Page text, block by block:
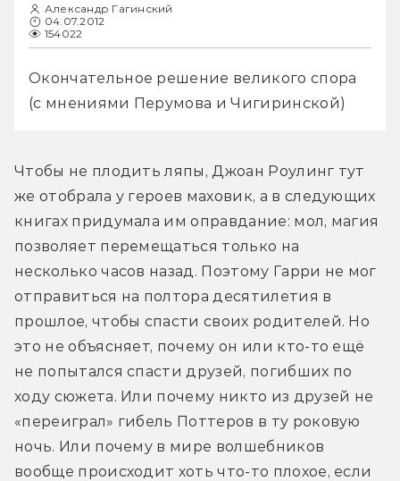
Александр Гагинский
04.07.2012
154022
Окончательное решение великого спора
(с мнениями Перумова и Чигиринской)
Чтобы не плодить ляпы, Джоан Роулинг тут
же отобрала у героев маховик, а в следующих
книгах придумала им оправдание: мол, магия
позволяет перемещаться только на
несколько часов назад. Поэтому Гарри не мог
отправиться на полтора десятилетия в
прошлое, чтобы спасти своих родителей. Но
это не объясняет, почему он или кто-то ещё
не попытался спасти друзей, погибших по
ходу сюжета. Или почему никто из друзей не
«переиграл» гибель Поттеров в ту роковую
ночь. Или почему в мире волшебников
вообще происходит хоть что-то плохое, если